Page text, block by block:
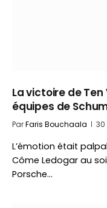
La victoire de
équipes de
ParFaris Bouchaala
L’émotion était
Côme Ledogar au
Porsche…